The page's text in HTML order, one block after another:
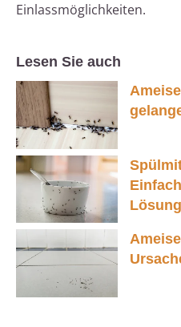
Einlassmöglichkeiten.
Lesen Sie auch